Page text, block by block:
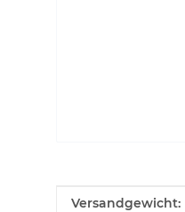
Produkteigenschaft
Wert
Versandgewicht: